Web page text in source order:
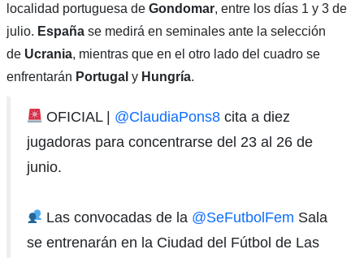
localidad portuguesa de Gondomar, entre los días 1 y 3 de
julio. Españase medirá en seminales ante la selección
de Ucrania, mientras que en el otro lado del cuadro se
enfrentarán Portugal y Hungría.
OFICIAL | @ClaudiaPons8 cita a diez
jugadoras para concentrarse del 23 al 26 de
junio.
Las convocadas de la @SeFutbolFem Sala
se entrenarán en la Ciudad del Fútbol de Las